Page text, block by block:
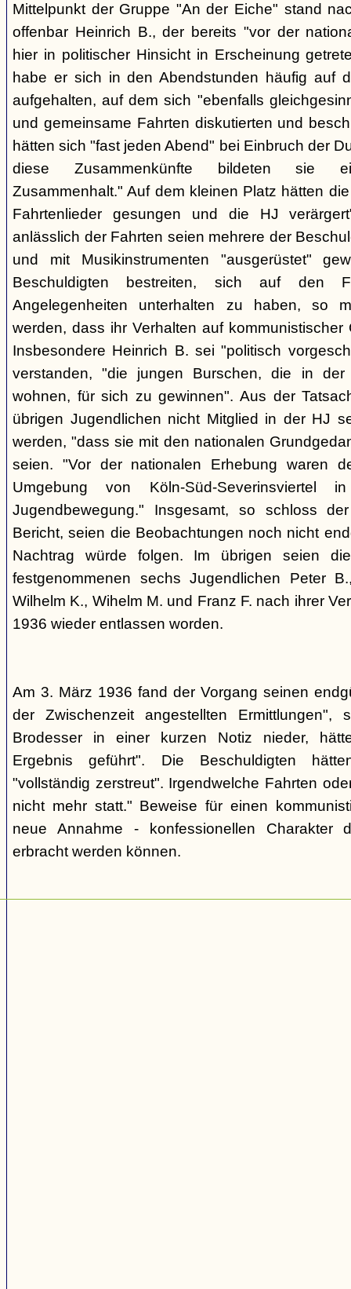
Mittelpunkt der Gruppe "An der Eiche" stand
offenbar Heinrich B., der bereits "vor der
hier in politischer Hinsicht in Erscheinung
habe er sich in den Abendstunden häufig auf
aufgehalten, auf dem sich "ebenfalls
und gemeinsame Fahrten diskutierten und
hätten sich "fast jeden Abend" bei Einbruch der
diese Zusammenkünfte bildeten sie
Zusammenhalt." Auf dem kleinen Platz hätten
Fahrtenlieder gesungen und die HJ
anlässlich der Fahrten seien mehrere der
und mit Musikinstrumenten "ausgerüstet"
Beschuldigten bestreiten, sich auf den
Angelegenheiten unterhalten zu haben, so
werden, dass ihr Verhalten auf kommunistischer
Insbesondere Heinrich B. sei "politisch
verstanden, "die jungen Burschen, die in der
wohnen, für sich zu gewinnen". Aus der
übrigen Jugendlichen nicht Mitglied in der HJ
werden, "dass sie mit den nationalen
seien. "Vor der nationalen Erhebung waren
Umgebung von Köln-Süd-Severinsviertel
Jugendbewegung." Insgesamt, so schloss
Bericht, seien die Beobachtungen noch nicht
Nachtrag würde folgen. Im übrigen seien
festgenommenen sechs Jugendlichen Peter
Wilhelm K., Wihelm M. und Franz F. nach ihrer
1936 wieder entlassen worden.
Am 3. März 1936 fand der Vorgang seinen
der Zwischenzeit angestellten Ermittlungen",
Brodesser in einer kurzen Notiz nieder,
Ergebnis geführt". Die Beschuldigten
"vollständig zerstreut". Irgendwelche Fahrten
nicht mehr statt." Beweise für einen
neue Annahme - konfessionellen Charakter
erbracht werden können.